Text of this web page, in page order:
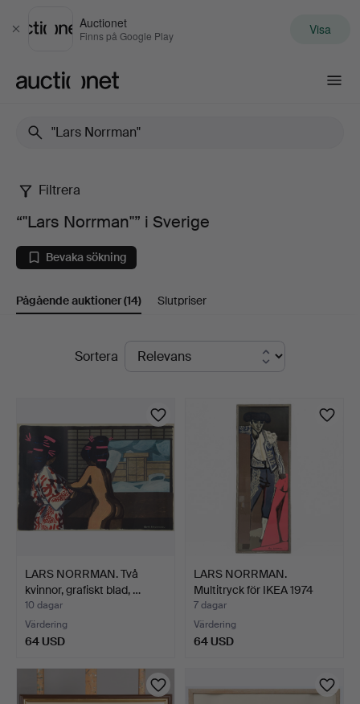
Stäng
Auctionet
Finns på Google Play Visa
“"Lars
Norrman"”
Sverige
Filtrera
“"Lars Norrman"” i Sverige
Bevaka sökning
Pågående auktioner(14) Slutpriser
PågåendeSortera
LARS NORRMAN. Två
kvinnor, grafiskt blad, …
10 dagar
Värdering
64 USD
LARS NORRMAN.
Multitryck för IKEA 1974
"Ma…
7 dagar
Värdering
64 USD